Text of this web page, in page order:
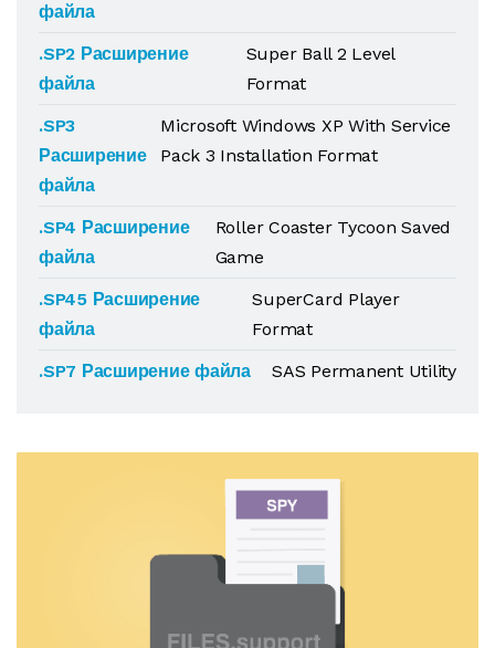
файла
.SP2 Расширение
файла
Super Ball 2 Level
Format
.SP3
Расширение
файла
Microsoft Windows XP With Service
Pack 3 Installation Format
.SP4 Расширение
файла
Roller Coaster Tycoon Saved
Game
.SP45 Расширение
файла
SuperCard Player
Format
.SP7 Расширение файла
SAS Permanent Utility